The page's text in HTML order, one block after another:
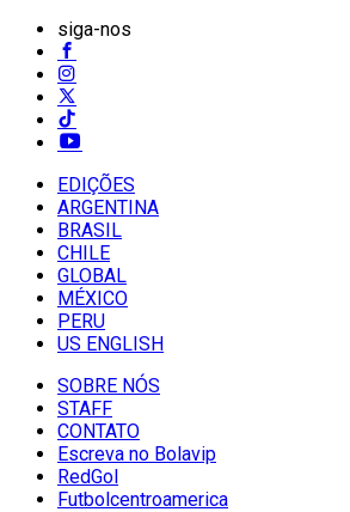
siga-nos
EDIÇÕES
ARGENTINA
BRASIL
CHILE
GLOBAL
MÉXICO
PERU
US ENGLISH
SOBRE NÓS
STAFF
CONTATO
Escreva no Bolavip
RedGol
Futbolcentroamerica